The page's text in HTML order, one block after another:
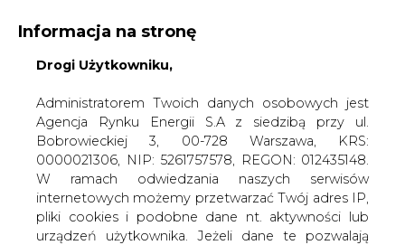
KONTAKT:
WYDAWCA PORTALU:
WYSOKI KONTRAST WIELKOŚĆ TEKSTU A A
ZALOGUJ SIĘ
Informacja na stronę
Drogi Użytkowniku,
Administratorem Twoich danych osobowych jest
Agencja Rynku Energii S.A z siedzibą przy ul.
Bobrowieckiej 3, 00-728 Warszawa, KRS:
0000021306, NIP: 5261757578, REGON: 012435148.
W ramach odwiedzania naszych serwisów
internetowych możemy przetwarzać Twój adres IP,
pliki cookies i podobne dane nt. aktywności lub
urządzeń użytkownika. Jeżeli dane te pozwalają